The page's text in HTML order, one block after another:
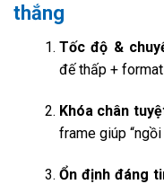
thắng
Tốc độ &
đế thấp +
Khóa chân
frame giúp
Ổn định đáng